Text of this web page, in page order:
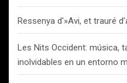
Ressenya d'»Avi, et trauré
Les Nits Occident: música,
inolvidables en un entorno